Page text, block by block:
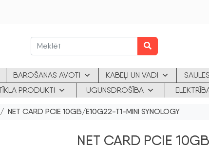
BAROŠANAS AVOTI KABEĻI UN VADI
PRODUKTI UGUNSDROŠĪBA
/ NET CARD PCIE 10GB/E10G22-T1-MINI SYNOLOGY
NET CARD PCIE